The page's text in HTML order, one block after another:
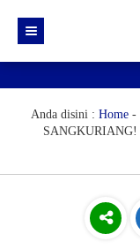
Berita
Portal Siswa
Anda disini : Home -